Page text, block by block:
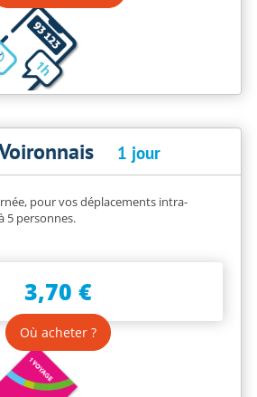
1 jour
pour vos déplacements intra-
5 personnes.
3,70 €
Où acheter ?